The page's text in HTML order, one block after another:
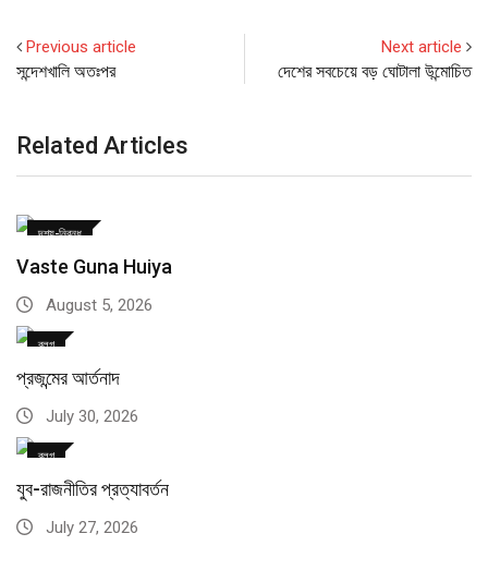
Previous article
সন্দেশখালি অতঃপর
Next article
দেশের সবচেয়ে বড় ঘোটালা উন্মোচিত
Related Articles
দৃশ্য-নিবন্ধ
Vaste Guna Huiya
August 5, 2026
ব্লগ
প্রজন্মের আর্তনাদ
July 30, 2026
ব্লগ
যুব-রাজনীতির প্রত্যাবর্তন
July 27, 2026